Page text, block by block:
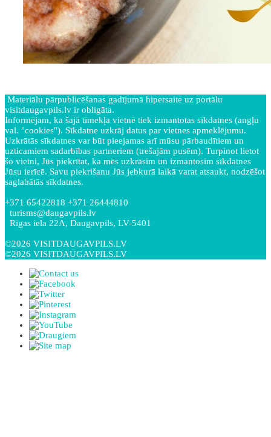
Materiālu pārpublicēšanas gadījumā hipersaite uz portālu
visitdaugavpils.lv ir obligāta.
Informējam, ka šajā tīmekļa vietnē tiek izmantotas sīkdatnes (angļu
val. "cookies"). Sīkdatne uzkrāj datus par vietnes apmeklējumu.
Uzkrātās sīkdatnes var būt pieejamas arī mūsu pārbaudītiem un
uzticamiem sadarbības partneriem (trešajām pusēm). Turpinot lietot
šo vietni, Jūs piekrītat, ka mēs uzkrāsim un izmantosim sīkdatnes
Jūsu ierīcē. Savu piekrišanu Jūs jebkurā laikā varat atsaukt, nodzēšot
saglabātās sīkdatnes.
+371 65422818 +371 26444810
turisms@daugavpils.lv
Rīgas iela 22A, Daugavpils, LV-5401
©2026 VISITDAUGAVPILS.LV
©2026 VISITDAUGAVPILS.LV